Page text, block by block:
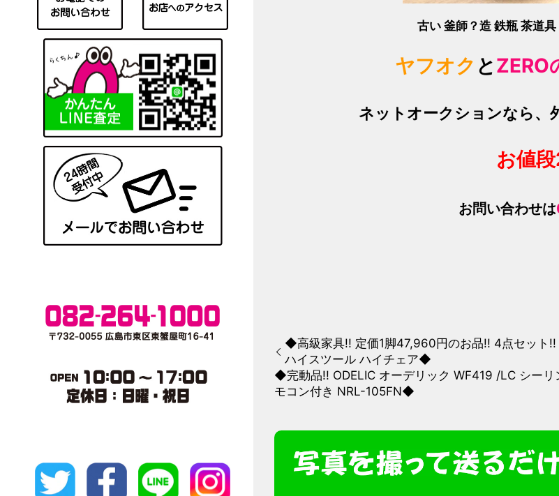
古い 釜師？造 鉄瓶 茶道
ヤフオク とZERO
ネットオークションなら
お値
お問い合わせは
◆高級家具!! 定価1脚47,960円のお品!! 4点セット!!
ハイスツール ハイチェア◆
◆完動品!! ODELIC オーデリック WF419 /LC シー
モコン付き NRL-105FN◆